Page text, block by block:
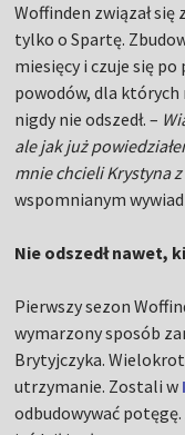
Woffinden związał się
tylko o Spartę.
miesięcy i czuje się
powodów, dla
nigdy nie odszedł. –
ale jak już
mnie chcieli Krystyna
wspomnianym
Nie odszedł nawet,
Pierwszy sezon
wymarzony sposób
Brytyjczyka.
utrzymanie. Zostali w
odbudowywać